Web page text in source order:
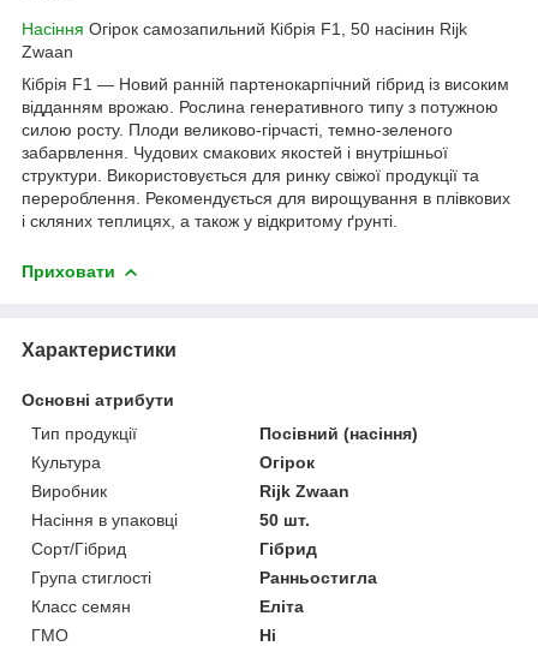
Насіння Огірок самозапильний Кібрія F1, 50 насінин Rijk
Zwaan
Кібрія F1 — Новий ранній партенокарпічний гібрид із високим
відданням врожаю. Рослина генеративного типу з потужною
силою росту. Плоди великово-гірчасті, темно-зеленого
забарвлення. Чудових смакових якостей і внутрішньої
структури. Використовується для ринку свіжої продукції та
перероблення. Рекомендується для вирощування в плівкових
і скляних теплицях, а також у відкритому ґрунті.
Приховати
Характеристики
Основні атрибути
Тип продукції
Посівний (насіння)
Культура
Огірок
Виробник
Rijk Zwaan
Насіння в упаковці
50 шт.
Сорт/Гібрид
Гібрид
Група стиглості
Ранньостигла
Класс семян
Еліта
ГМО
Ні